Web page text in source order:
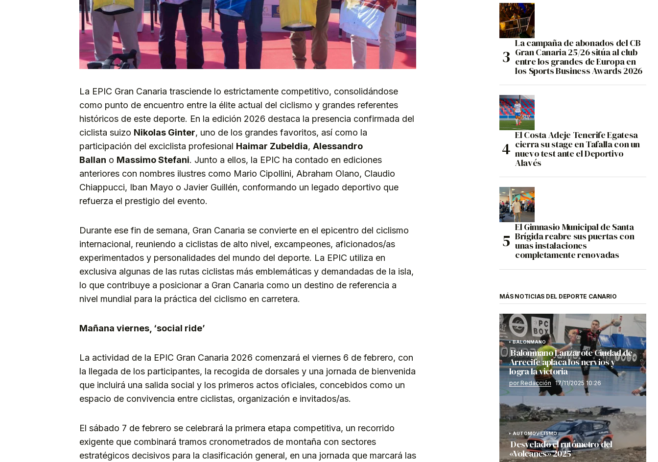
La EPIC Gran Canaria trasciende lo estrictamente competitivo, consolidándose
como punto de encuentro entre la élite actual del ciclismo y grandes referentes
históricos de este deporte. En la edición 2026 destaca la presencia confirmada del
ciclista suizo Nikolas Ginter, uno de los grandes favoritos, así como la
participación del exciclista profesional Haimar Zubeldia, Alessandro
Ballan o Massimo Stefani. Junto a ellos, la EPIC ha contado en ediciones
anteriores con nombres ilustres como Mario Cipollini, Abraham Olano, Claudio
Chiappucci, Iban Mayo o Javier Guillén, conformando un legado deportivo que
refuerza el prestigio del evento.
Durante ese fin de semana, Gran Canaria se convierte en el epicentro del ciclismo
internacional, reuniendo a ciclistas de alto nivel, excampeones, aficionados/as
experimentados y personalidades del mundo del deporte. La EPIC utiliza en
exclusiva algunas de las rutas ciclistas más emblemáticas y demandadas de la isla,
lo que contribuye a posicionar a Gran Canaria como un destino de referencia a
nivel mundial para la práctica del ciclismo en carretera.
Mañana viernes, ‘social ride’
La actividad de la EPIC Gran Canaria 2026 comenzará el viernes 6 de febrero, con
la llegada de los participantes, la recogida de dorsales y una jornada de bienvenida
que incluirá una salida social y los primeros actos oficiales, concebidos como un
espacio de convivencia entre ciclistas, organización e invitados/as.
El sábado 7 de febrero se celebrará la primera etapa competitiva, un recorrido
exigente que combinará tramos cronometrados de montaña con sectores
estratégicos decisivos para la clasificación general, en una jornada que marcará las
La campaña de abonados del CB
Gran Canaria 25/26 sitúa al club
entre los grandes de Europa en
los Sports Business Awards 2026
El Costa Adeje Tenerife Egatesa
cierra su stage en Tafalla con un
nuevo test ante el Deportivo
Alavés
El Gimnasio Municipal de Santa
Brígida reabre sus puertas con
unas instalaciones
completamente renovadas
MÁS NOTICIAS DEL DEPORTE CANARIO
BALONMANO
Balonmano Lanzarote Ciudad de
Arrecife aplaca los nervios y
logra la victoria
por Redacción 17/11/2025 10:26
AUTOMOVILISMO
Desvelado el rutómetro del
«Volcanes» 2025